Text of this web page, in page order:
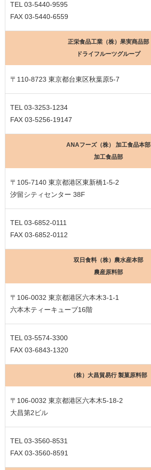
TEL 03-5440-9595
FAX 03-5440-6559
正栄食品工業（株）果実商品部
ドライフルーツグループ
〒110-8723 東京都台東区秋葉原5-7
TEL 03-3253-1234
FAX 03-5256-19147
ANAフーズ（株） 加工食品本部
加工食品部
〒105-7140 東京都港区東新橋1-5-2
汐留シティセンター 38F
TEL 03-6852-0111
FAX 03-6852-0112
双日食料（株）農水産本部
農産原料部
〒106-0032 東京都港区六本木3-1-1
六本木ティーキューブ16階
TEL 03-5574-3300
FAX 03-6843-1320
（株）大昌貿易行 製菓原料部
〒106-0032 東京都港区六本木5-18-2
大昌第2ビル
TEL 03-3560-8531
FAX 03-3560-8591